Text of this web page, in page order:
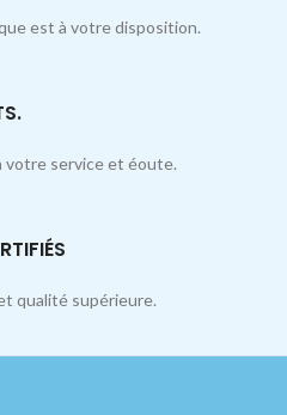
est à votre disposition.
votre service et éoute.
qualité supérieure.